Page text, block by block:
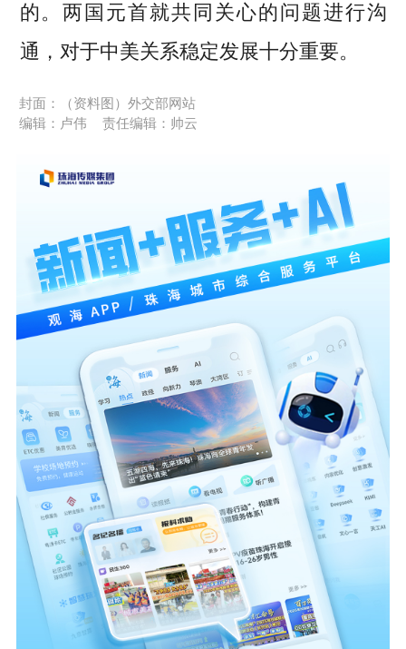
的。两国元首就共同关心的问题进行沟
通，对于中美关系稳定发展十分重要。
封面：（资料图）外交部网站
编辑：卢伟
责任编辑：帅云